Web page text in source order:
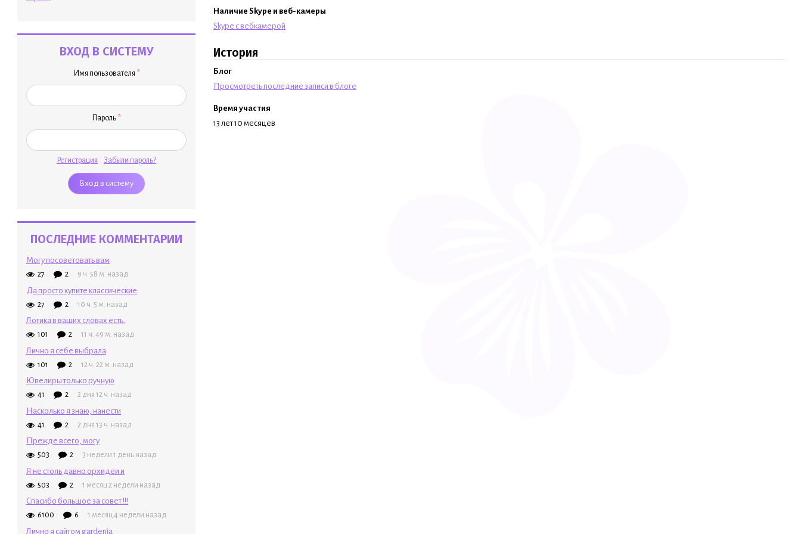
ВХОД В СИСТЕМУ
Имя пользователя *
Пароль *
Регистрация Забыли пароль?
ПОСЛЕДНИЕ КОММЕНТАРИИ
Могу посоветовать вам
27 2 9 ч. 58 м. назад
Да просто купите классические
27 2 10 ч. 5 м. назад
Логика в ваших словах есть.
101 2 11 ч. 49 м. назад
Лично я себе выбрала
101 2 12 ч. 22 м. назад
Ювелиры только ручную
41 2 2 дня 12 ч. назад
Насколько я знаю, нанести
41 2 2 дня 13 ч. назад
Прежде всего, могу
503 2 3 недели 1 день назад
Я не столь давно орхидеи и
503 2 1 месяц 2 недели назад
Спасибо большое за совет !!!
6100 6 1 месяц 4 недели назад
Лично я сайтом gardenia
Наличие Skype и веб-камеры
Skype с вебкамерой
История
Блог
Просмотреть последние записи в блоге
Время участия
13 лет 10 месяцев